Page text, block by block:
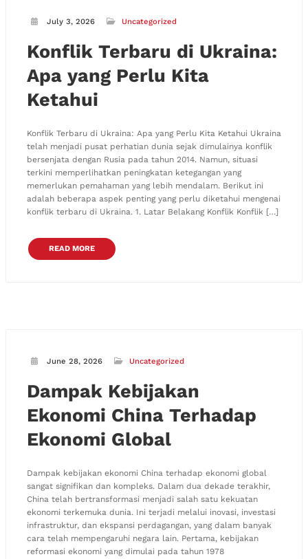
July 3, 2026 Uncategorized
Konflik Terbaru di Ukraina:
Apa yang Perlu Kita
Ketahui
Konflik Terbaru di Ukraina: Apa yang Perlu Kita Ketahui Ukraina
telah menjadi pusat perhatian dunia sejak dimulainya konflik
bersenjata dengan Rusia pada tahun 2014. Namun, situasi
terkini memperlihatkan peningkatan ketegangan yang
memerlukan pemahaman yang lebih mendalam. Berikut ini
adalah beberapa aspek penting yang perlu diketahui mengenai
konflik terbaru di Ukraina. 1. Latar Belakang Konflik Konflik […]
READ MORE
June 28, 2026 Uncategorized
Dampak Kebijakan
Ekonomi China Terhadap
Ekonomi Global
Dampak kebijakan ekonomi China terhadap ekonomi global
sangat signifikan dan kompleks. Dalam dua dekade terakhir,
China telah bertransformasi menjadi salah satu kekuatan
ekonomi terkemuka dunia. Ini terjadi melalui inovasi, investasi
infrastruktur, dan ekspansi perdagangan, yang dalam banyak
cara telah mempengaruhi negara lain. Pertama, kebijakan
reformasi ekonomi yang dimulai pada tahun 1978